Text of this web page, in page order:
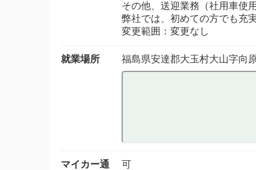
その他、送迎業務（社用車使
弊社では、初めての方でも充
変更範囲：変更なし
就業場所 福島県安達郡大玉村大山字向
マイカー通
可